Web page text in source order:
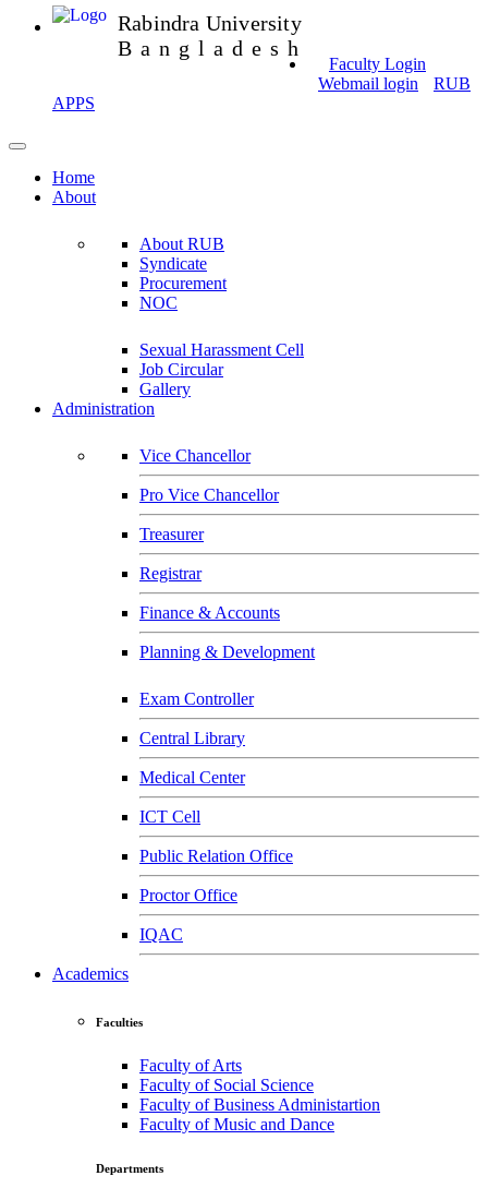
Rabindra University
Bangladesh
Faculty Login
Webmail login
RUB
APPS
Home
About
About RUB
Syndicate
Procurement
NOC
Sexual Harassment Cell
Job Circular
Gallery
Administration
Vice Chancellor
Pro Vice Chancellor
Treasurer
Registrar
Finance & Accounts
Planning & Development
Exam Controller
Central Library
Medical Center
ICT Cell
Public Relation Office
Proctor Office
IQAC
Academics
Faculties
Faculty of Arts
Faculty of Social Science
Faculty of Business Administartion
Faculty of Music and Dance
Departments